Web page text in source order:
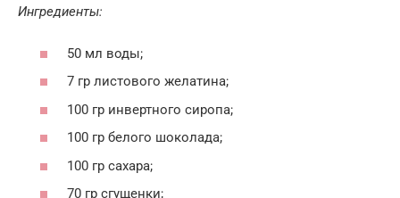
Ингредиенты:
50 мл воды;
7 гр листового желатина;
100 гр инвертного сиропа;
100 гр белого шоколада;
100 гр сахара;
70 гр сгущенки;